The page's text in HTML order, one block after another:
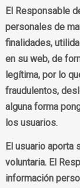
El Responsable
personales de
finalidades,
en su web, de
legítima, por lo
fraudulentos,
alguna forma
los usuarios.
El usuario
voluntaria. El
información